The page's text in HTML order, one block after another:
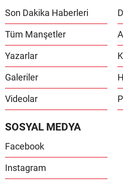
Son Dakika Haberleri
Tüm Manşetler
Yazarlar
Galeriler
Videolar
SOSYAL MEDYA
Facebook
Instagram